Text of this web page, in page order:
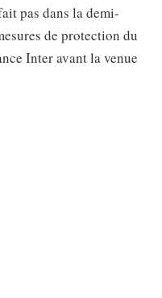
pas dans la demi-
de protection du
Inter avant la venue